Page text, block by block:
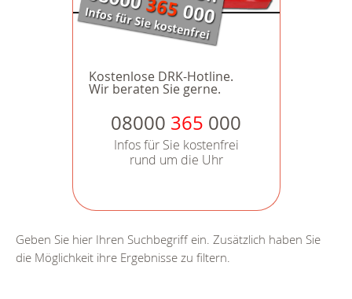
Kostenlose DRK-Hotline.
Wir beraten Sie gerne.
08000 365 000
Infos für Sie kostenfrei
rund um die Uhr
Geben Sie hier Ihren Suchbegriff ein. Zusätzlich haben Sie
die Möglichkeit ihre Ergebnisse zu filtern.